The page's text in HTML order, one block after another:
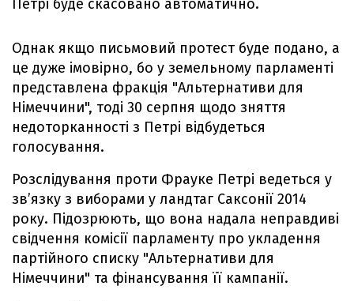
Петрі буде скасовано автоматично.
Однак якщо письмовий протест буде подано, а
це дуже імовірно, бо у земельному парламенті
представлена фракція "Альтернативи для
Німеччини", тоді 30 серпня щодо зняття
недоторканності з Петрі відбудеться
голосування.
Розслідування проти Фрауке Петрі ведеться у
зв’язку з виборами у ландтаг Саксонії 2014
року. Підозрюють, що вона надала неправдиві
свідчення комісії парламенту про укладення
партійного списку "Альтернативи для
Німеччини" та фінансування її кампанії.